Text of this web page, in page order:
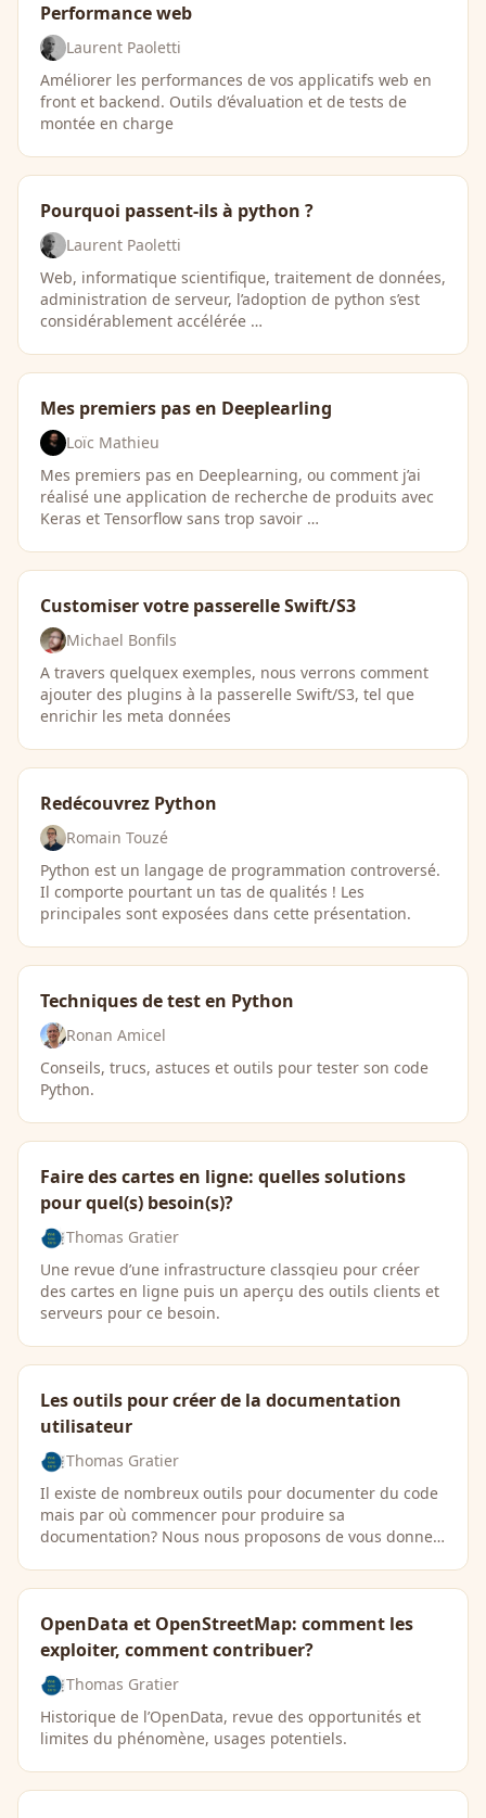
Performance web
Laurent Paoletti
Améliorer les performances de vos applicatifs web en
front et backend. Outils d’évaluation et de tests de
montée en charge
Pourquoi passent-ils à python ?
Laurent Paoletti
Web, informatique scientifique, traitement de données,
administration de serveur, l’adoption de python s’est
considérablement accélérée …
Mes premiers pas en Deeplearling
Loïc Mathieu
Mes premiers pas en Deeplearning, ou comment j’ai
réalisé une application de recherche de produits avec
Keras et Tensorflow sans trop savoir …
Customiser votre passerelle Swift/S3
Michael Bonfils
A travers quelquex exemples, nous verrons comment
ajouter des plugins à la passerelle Swift/S3, tel que
enrichir les meta données
Redécouvrez Python
Romain Touzé
Python est un langage de programmation controversé.
Il comporte pourtant un tas de qualités ! Les
principales sont exposées dans cette présentation.
Techniques de test en Python
Ronan Amicel
Conseils, trucs, astuces et outils pour tester son code
Python.
Faire des cartes en ligne: quelles solutions
pour quel(s) besoin(s)?
Thomas Gratier
Une revue d’une infrastructure classqieu pour créer
des cartes en ligne puis un aperçu des outils clients et
serveurs pour ce besoin.
Les outils pour créer de la documentation
utilisateur
Thomas Gratier
Il existe de nombreux outils pour documenter du code
mais par où commencer pour produire sa
documentation? Nous nous proposons de vous donner
OpenData et OpenStreetMap: comment les
exploiter, comment contribuer?
Thomas Gratier
Historique de l’OpenData, revue des opportunités et
limites du phénomène, usages potentiels.